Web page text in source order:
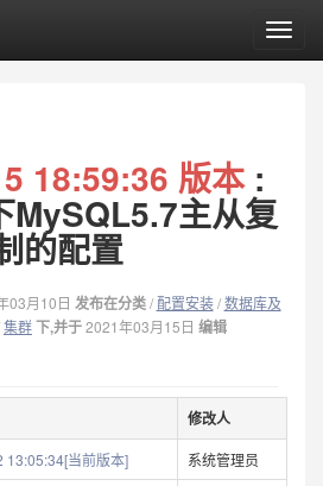
T
o
v
t
18:59:36 版本 :
主从复
的配置
03月10日 发布在分类/配置安装/数据库及
集群下,并于2021年03月15日 编辑
修改人
13:05:34[当前版本]
系统管理员